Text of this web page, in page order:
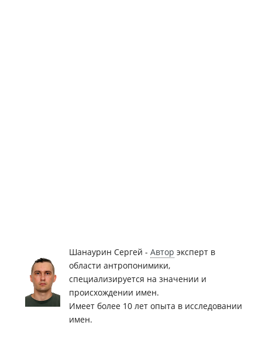
Шанаурин Сергей - Автор эксперт в
области антропонимики,
специализируется на значении и
происхождении имен.
Имеет более 10 лет опыта в исследовании
имен.